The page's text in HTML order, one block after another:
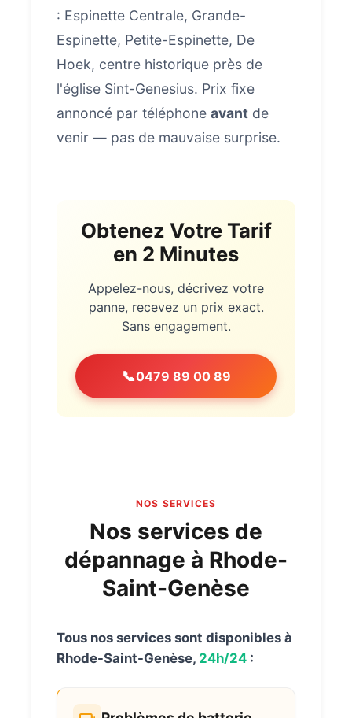
: Espinette Centrale, Grande-
Espinette, Petite-Espinette, De
Hoek, centre historique près de
l'église Sint-Genesius. Prix fixe
annoncé par téléphone avant de
venir — pas de mauvaise surprise.
Obtenez Votre Tarif
en 2 Minutes
Appelez-nous, décrivez votre
panne, recevez un prix exact.
Sans engagement.
📞0479 89 00 89
NOS SERVICES
Nos services de
dépannage à Rhode-
Saint-Genèse
Tous nos services sont disponibles à
Rhode-Saint-Genèse, 24h/24 :